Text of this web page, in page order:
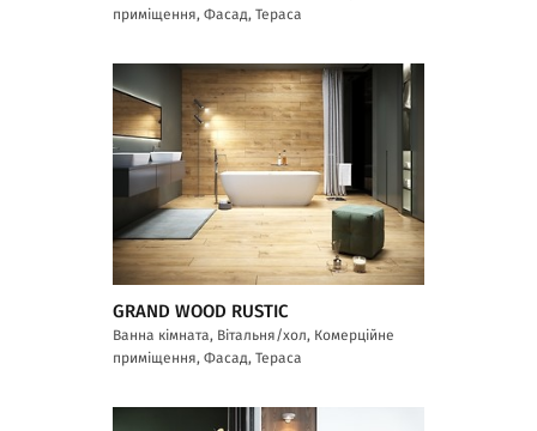
приміщення, Фасад, Тераса
GRAND WOOD RUSTIC
Ванна кімната, Вітальня/хол, Комерційне
приміщення, Фасад, Тераса